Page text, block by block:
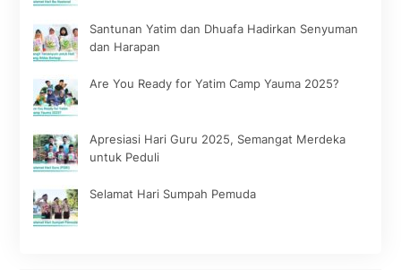
Santunan Yatim dan Dhuafa Hadirkan Senyuman
dan Harapan
Are You Ready for Yatim Camp Yauma 2025?
Apresiasi Hari Guru 2025, Semangat Merdeka
untuk Peduli
Selamat Hari Sumpah Pemuda